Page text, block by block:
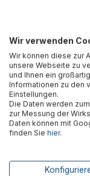
Downloads
Wir verwenden
Wir können diese zur
unsere Webseite zu
und Ihnen ein
Informationen zu den
Einstellungen.
Die Daten werden
zur Messung der
Daten können mit
finden Sie hier.
bei
Email
*Mit der